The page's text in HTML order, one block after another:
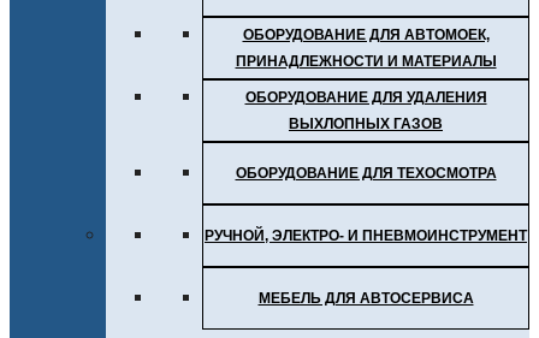
ОБОРУДОВАНИЕ ДЛЯ АВТОМОЕК,
ПРИНАДЛЕЖНОСТИ И МАТЕРИАЛЫ
ОБОРУДОВАНИЕ ДЛЯ УДАЛЕНИЯ
ВЫХЛОПНЫХ ГАЗОВ
ОБОРУДОВАНИЕ ДЛЯ ТЕХОСМОТРА
РУЧНОЙ, ЭЛЕКТРО- И ПНЕВМОИНСТРУМЕНТ
МЕБЕЛЬ ДЛЯ АВТОСЕРВИСА